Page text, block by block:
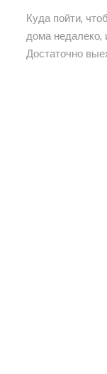
Куда пойти,
дома недалеко,
Достаточно